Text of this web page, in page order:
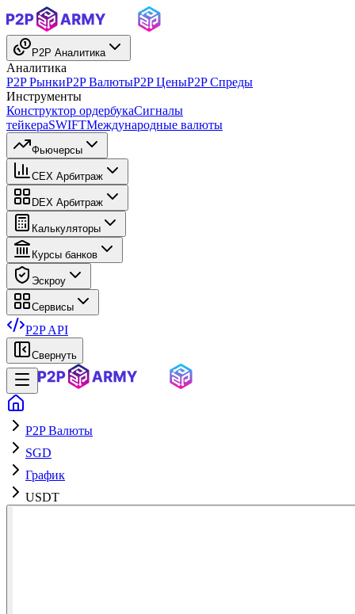
P2P Аналитика
Аналитика
P2P РынкиP2P ВалютыP2P ЦеныP2P Спреды
Инструменты
Конструктор ордербукаСигналы
тейкераSWIFTМеждународные валюты
Фьючерсы
CEX Арбитраж
DEX Арбитраж
Калькуляторы
Курсы банков
Эскроу
Сервисы
P2P API
Свернуть
P2P Валюты
SGD
График
USDT